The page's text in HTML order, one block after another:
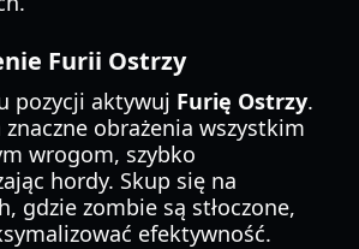
Furii Ostrzy
pozycji aktywuj Furię Ostrzy.
znaczne obrażenia wszystkim
wrogom, szybko
hordy. Skup się na
gdzie zombie są stłoczone,
efektywność.